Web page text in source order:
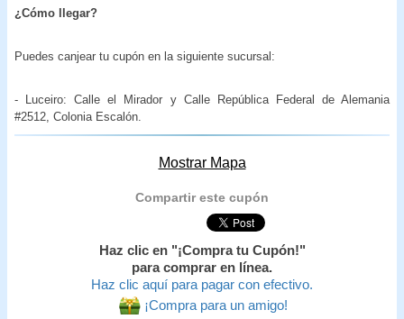
¿Cómo llegar?
Puedes canjear tu cupón en la siguiente sucursal:
- Luceiro: Calle el Mirador y Calle República Federal de Alemania
#2512, Colonia Escalón.
Mostrar Mapa
Compartir este cupón
Haz clic en "¡Compra tu Cupón!"
para comprar en línea.
Haz clic aquí para pagar con efectivo.
¡Compra para un amigo!